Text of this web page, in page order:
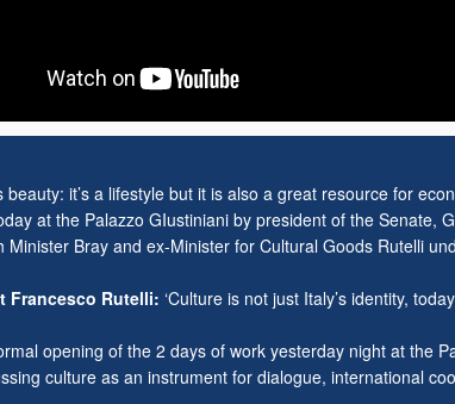
beauty: it’s a lifestyle but it is also a great resource for
at the Palazzo GIustiniani by president of the Senate,
Minister Bray and ex-Minister for Cultural Goods Rutelli
Francesco Rutelli: ‘Culture is not just Italy’s identity,
opening of the 2 days of work yesterday night at the
culture as an instrument for dialogue, international